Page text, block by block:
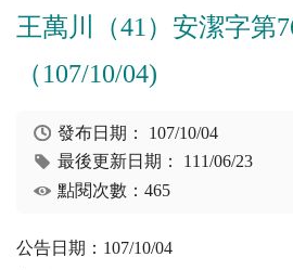
王萬川（41）安潔字第
（107/10/04)
發布日期： 107/10/04
最後更新日期： 111/06/23
點閱次數：465
公告日期：107/10/04